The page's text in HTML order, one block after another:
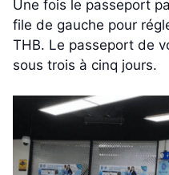
Une fois le passeport
file de gauche pour
THB. Le passeport de
sous trois à cinq jours.